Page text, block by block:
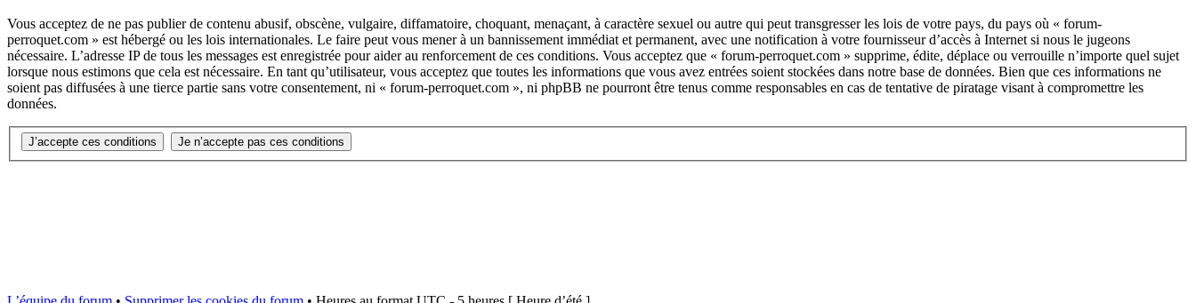
Vous acceptez de ne pas publier de contenu abusif, obscène, vulgaire, diffamatoire, choquant, menaçant, à caractère sexuel ou autre qui peut transgresser les lois de votre pays, du pays où « forum-
perroquet.com » est hébergé ou les lois internationales. Le faire peut vous mener à un bannissement immédiat et permanent, avec une notification à votre fournisseur d’accès à Internet si nous le jugeons
nécessaire. L’adresse IP de tous les messages est enregistrée pour aider au renforcement de ces conditions. Vous acceptez que « forum-perroquet.com » supprime, édite, déplace ou verrouille n’importe quel sujet
lorsque nous estimons que cela est nécessaire. En tant qu’utilisateur, vous acceptez que toutes les informations que vous avez entrées soient stockées dans notre base de données. Bien que ces informations ne
soient pas diffusées à une tierce partie sans votre consentement, ni « forum-perroquet.com », ni phpBB ne pourront être tenus comme responsables en cas de tentative de piratage visant à compromettre les
données.